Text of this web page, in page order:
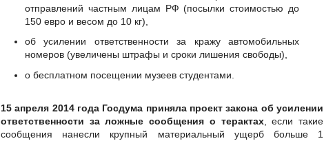
отправлений частным лицам РФ (посылки стоимостью до
150 евро и весом до 10 кг),
об усилении ответственности за кражу автомобильных
номеров (увеличены штрафы и сроки лишения свободы),
о бесплатном посещении музеев студентами.
15 апреля 2014 года Госдума приняла проект закона об усилении
ответственности за ложные сообщения о терактах, если такие
сообщения нанесли крупный материальный ущерб больше 1